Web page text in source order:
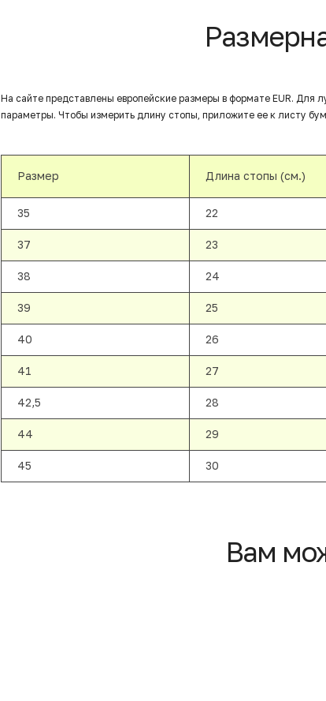
На сайте представлены европейские размеры в формате EUR. Для
параметры. Чтобы измерить длину стопы, приложите ее к листу
Размер Длина стопы (см.)
35 22
37 23
38 24
39 25
40 26
41 27
42,5 28
44 29
45 30
Вам